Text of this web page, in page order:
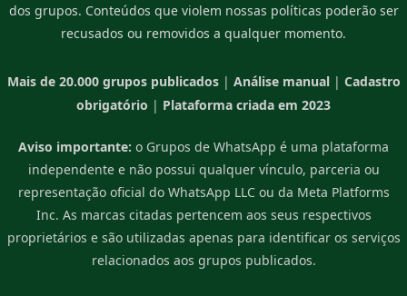
dos grupos. Conteúdos que violem nossas políticas poderão ser
recusados ou removidos a qualquer momento.
Mais de 20.000 grupos publicados| Análise manual| Cadastro
obrigatório | Plataforma criada em 2023
Aviso importante: o Grupos de WhatsApp é uma plataforma
independente e não possui qualquer vínculo, parceria ou
representação oficial do WhatsApp LLC ou da Meta Platforms
Inc. As marcas citadas pertencem aos seus respectivos
proprietários e são utilizadas apenas para identificar os serviços
relacionados aos grupos publicados.